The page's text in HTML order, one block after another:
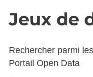
Jeux de
Rechercher parmi
Portail Open Data